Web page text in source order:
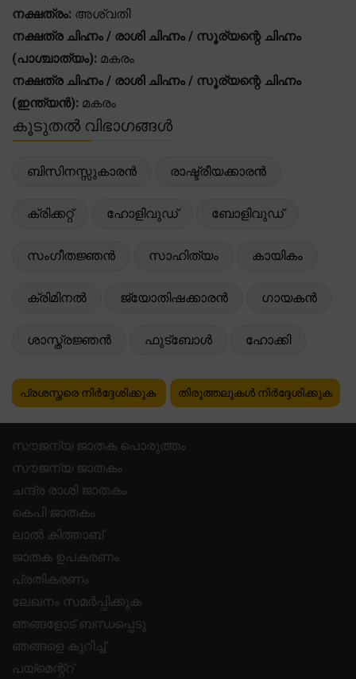
നക്ഷത്രം: അശ്വതി
നക്ഷത്ര ചിഹ്നം / രാശി ചിഹ്നം / സൂര്യന്റെ ചിഹ്നം
(പാശ്ചാത്യം): മകരം
നക്ഷത്ര ചിഹ്നം / രാശി ചിഹ്നം / സൂര്യന്റെ ചിഹ്നം
(ഇന്ത്യൻ): മകരം
കൂടുതൽ വിഭാഗങ്ങൾ
ബിസിനസ്സുകാരൻ രാഷ്ട്രീയക്കാരൻ
ക്രിക്കറ്റ് ഹോളിവുഡ് ബോളിവുഡ്
സംഗീതജ്ഞൻ സാഹിത്യം കായികം
ക്രിമിനൽ ജ്യോതിഷക്കാരൻ ഗായകൻ
ശാസ്ത്രജ്ഞൻ ഫുട്ബോൾ ഹോക്കി
പ്രശസ്തരെ നിർദ്ദേശിക്കുക തിരുത്തലുകൾ നിർദ്ദേശിക്കുക
സൗജന്യ ജാതക പൊരുത്തം
സൗജന്യ ജാതകം
ചന്ദ്ര രാശി ജാതകം
കെപി ജാതകം
ലാൽ കിത്താബ്
ജാതക ഉപകരണം
പ്രതികരണം
ലേഖനം സമർപ്പിക്കുക
ഞങ്ങളോട് ബന്ധപ്പെടു
ഞങ്ങളെ കുറിച്ച്
പയ്മെന്റ്റ്